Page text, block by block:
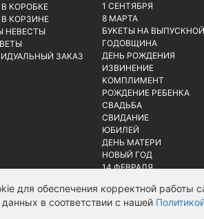
КОРОБКЕ
КОРЗИНЕ
НЕВЕСТЫ
ЗАКАЗ
1 СЕНТЯБРЯ
8 МАРТА
БУКЕТЫ НА ВЫПУСКНОЙ
ГОДОВЩИНА
ДЕНЬ РОЖДЕНИЯ
ИЗВИНЕНИЕ
КОМПЛИМЕНТ
РОЖДЕНИЕ РЕБЕНКА
СВАДЬБА
СВИДАНИЕ
ЮБИЛЕЙ
ДЕНЬ МАТЕРИ
НОВЫЙ ГОД
14 ФЕВРАЛЯ
для обеспечения корректной работы
в соответствии с нашей